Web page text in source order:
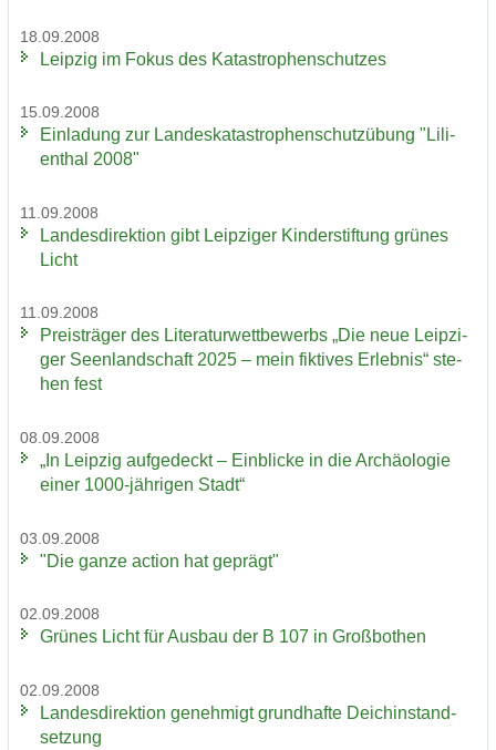
18.09.2008
Leip­zig im Fokus des Ka­ta­stro­phen­schut­zes
15.09.2008
Ein­la­dung zur Lan­des­ka­ta­stro­phen­schutz­übung "Li­li­
en­thal 2008"
11.09.2008
Lan­des­di­rek­ti­on gibt Leip­zi­ger Kin­der­stif­tung grü­nes
Licht
11.09.2008
Preis­trä­ger des Li­te­ra­tur­wett­be­werbs „Die neue Leip­zi­
ger Se­en­land­schaft 2025 – mein fik­ti­ves Er­leb­nis“ ste­
hen fest
08.09.2008
„In Leip­zig auf­ge­deckt – Ein­bli­cke in die Ar­chäo­lo­gie
einer 1000-​jährigen Stadt“
03.09.2008
"Die ganze ac­tion hat ge­prägt"
02.09.2008
Grü­nes Licht für Aus­bau der B 107 in Groß­bo­then
02.09.2008
Lan­des­di­rek­ti­on ge­neh­migt grund­haf­te Deich­in­stand­
set­zung